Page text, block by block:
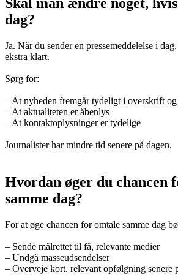
dag?
Ja. Når du sender en pressemeddelelse i
ekstra klart.
Sørg for:
– At nyheden fremgår tydeligt i overskrift
– At aktualiteten er åbenlys
– At kontaktoplysninger er tydelige
Journalister har mindre tid senere på dagen.
Hvordan øger du chancen
samme dag?
For at øge chancen for omtale samme dag
– Sende målrettet til få, relevante medier
– Undgå masseudsendelser
– Overveje kort, relevant opfølgning senere